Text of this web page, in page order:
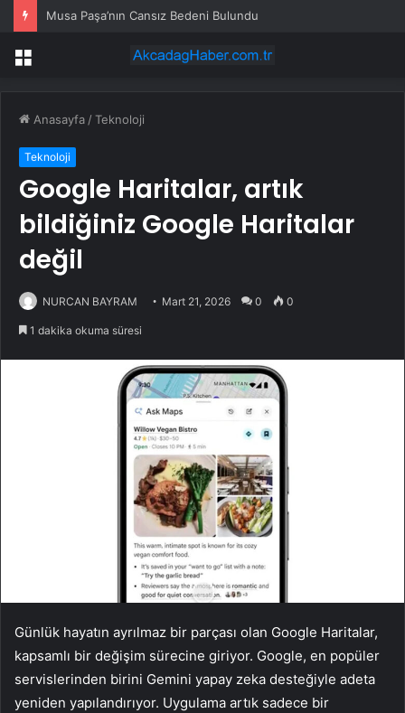
Musa Paşa’nın Cansız Bedeni Bulundu
Menü
Anasayfa /Teknoloji
Teknoloji
Google Haritalar, artık
bildiğiniz Google Haritalar
değil
NURCAN BAYRAM Mart 21, 2026 0 0
1 dakika okuma süresi
Günlük hayatın ayrılmaz bir parçası olan Google Haritalar,
kapsamlı bir değişim sürecine giriyor. Google, en popüler
servislerinden birini Gemini yapay zeka desteğiyle adeta
yeniden yapılandırıyor. Uygulama artık sadece bir